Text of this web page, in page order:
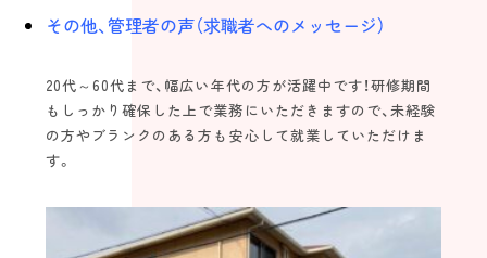
その他、管理者の声（求職者へのメッセージ）
20代～60代まで、幅広い年代の方が活躍中です！研修期間
もしっかり確保した上で業務にいただきますので、未経験
の方やブランクのある方も安心して就業していただけま
す。